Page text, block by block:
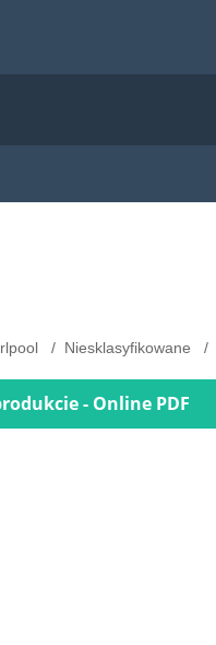
Niesklasyfikowane
- Online PDF